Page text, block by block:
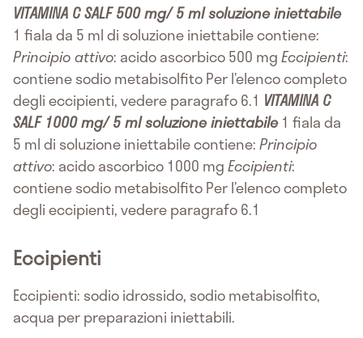
VITAMINA C SALF 500 mg/ 5 ml soluzione iniettabile
1 fiala da 5 ml di soluzione iniettabile contiene:
Principio attivo: acido ascorbico 500 mgEccipienti:
contiene sodio metabisolfito Per l’elenco completo
degli eccipienti, vedere paragrafo 6.1 VITAMINA C
SALF 1000 mg/ 5 ml soluzione iniettabile 1 fiala da
5 ml di soluzione iniettabile contiene:Principio
attivo: acido ascorbico 1000 mgEccipienti:
contiene sodio metabisolfito Per l’elenco completo
degli eccipienti, vedere paragrafo 6.1
Eccipienti
Eccipienti: sodio idrossido, sodio metabisolfito,
acqua per preparazioni iniettabili.